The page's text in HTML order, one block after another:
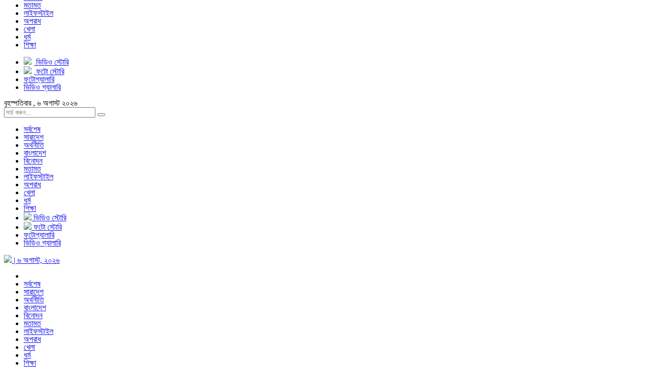
মতামত
লাইফস্টাইল
অপরাধ
খেলা
ধর্ম
শিক্ষা
ভিডিও স্টোরি
ফটো স্টোরি
ফটোগ্যালারি
ভিডিও গ্যালারি
বৃহস্পতিবার , ৬ অগাস্ট ২০২৬
সর্বশেষ
সারাদেশ
অর্থনীতি
বাংলাদেশ
বিনোদন
মতামত
লাইফস্টাইল
অপরাধ
খেলা
ধর্ম
শিক্ষা
ভিডিও স্টোরি
ফটো স্টোরি
ফটোগ্যালারি
ভিডিও গ্যালারি
| ৬ অগাস্ট, ২০২৬
সর্বশেষ
সারাদেশ
অর্থনীতি
বাংলাদেশ
বিনোদন
মতামত
লাইফস্টাইল
অপরাধ
খেলা
ধর্ম
শিক্ষা